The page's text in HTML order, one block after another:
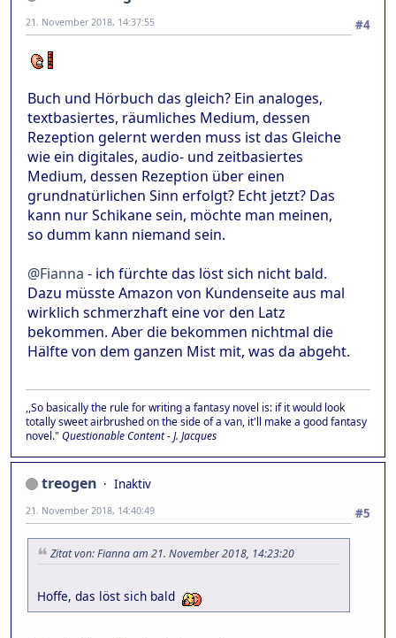
#4
21. November 2018, 14:37:55
Buch und Hörbuch das gleich? Ein analoges,
textbasiertes, räumliches Medium, dessen
Rezeption gelernt werden muss ist das Gleiche
wie ein digitales, audio- und zeitbasiertes
Medium, dessen Rezeption über einen
grundnatürlichen Sinn erfolgt? Echt jetzt? Das
kann nur Schikane sein, möchte man meinen,
so dumm kann niemand sein.
@Fianna - ich fürchte das löst sich nicht bald.
Dazu müsste Amazon von Kundenseite aus mal
wirklich schmerzhaft eine vor den Latz
bekommen. Aber die bekommen nichtmal die
Hälfte von dem ganzen Mist mit, was da abgeht.
,,So basically the rule for writing a fantasy novel is: if it would look
totally sweet airbrushed on the side of a van, it'll make a good fantasy
novel." Questionable Content - J. Jacques
treogen
Inaktiv
#5
21. November 2018, 14:40:49
Zitat von: Fianna am 21. November 2018, 14:23:20
Hoffe, das löst sich bald